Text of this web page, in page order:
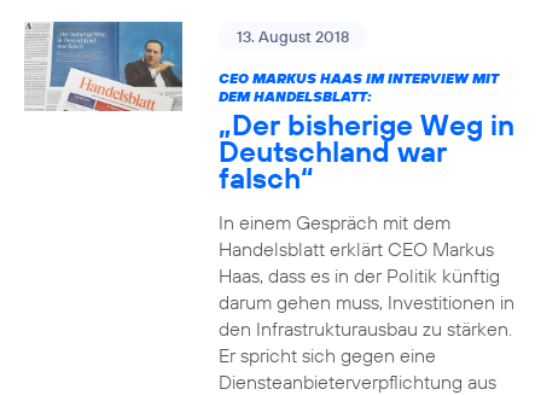
13. August 2018
CEO MARKUS HAAS IM INTERVIEW MIT
DEM HANDELSBLATT:
„Der bisherige Weg in
Deutschland war
falsch“
In einem Gespräch mit dem
Handelsblatt erklärt CEO Markus
Haas, dass es in der Politik künftig
darum gehen muss, Investitionen in
den Infrastrukturausbau zu stärken.
Er spricht sich gegen eine
Diensteanbieterverpflichtung aus